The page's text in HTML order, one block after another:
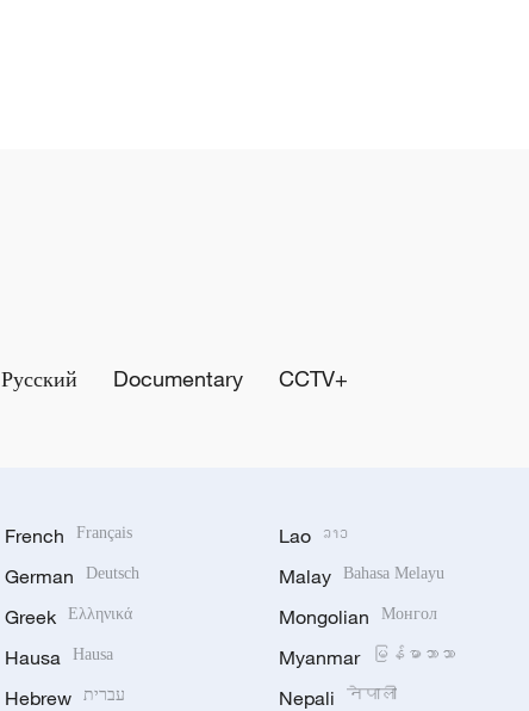
Русский Documentary CCTV+
French Français
German Deutsch
Greek Ελληνικά
Hausa Hausa
Hebrew עברית
Lao ລາວ
Malay Bahasa Melayu
Mongolian Монгол
Myanmar မြန်မာဘာသာ
Nepali नेपाली